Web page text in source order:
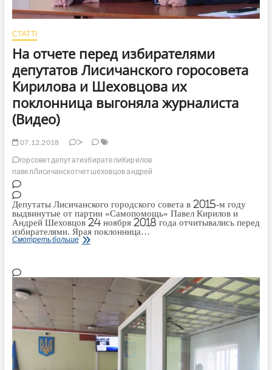
СТАТТІ
На отчете перед избирателями
депутатов Лисичанского горосовета
Кирилова и Шеховцова их
поклонница выгоняла журналиста
(Видео)
07.12.2018 >
горсоветдепутатизбирателиКирилов
павелЛисичанскотчетшеховцов андрей
Депутаты Лисичанского городского совета в 2015-м году
выдвинутые от партии «Самопомощь» Павел Кирилов и
Андрей Шеховцов 24 ноября 2018 года отчитывались перед
избирателями. Ярая поклонница…
Смотреть большеНа
отчете
горосовета
Кирилова
Шеховцова
поклонница
выгоняла
журналиста
(Видео)